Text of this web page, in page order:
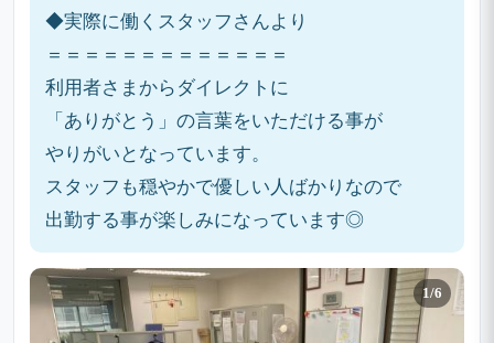
◆実際に働くスタッフさんより
＝＝＝＝＝＝＝＝＝＝＝＝＝
利用者さまからダイレクトに
「ありがとう」の言葉をいただける事が
やりがいとなっています。
スタッフも穏やかで優しい人ばかりなので
出勤する事が楽しみになっています◎
1/6